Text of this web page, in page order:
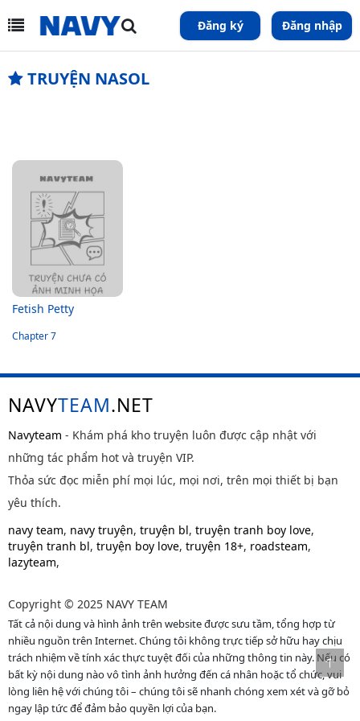
Đăng ký Đăng nhập
TRUYỆN NASOL
Fetish Petty
Chapter 7
NAVYTEAM.NET
Navyteam - Khám phá kho truyện luôn được cập nhật với
những tác phẩm hot và truyện VIP.
Thỏa sức đọc miễn phí mọi lúc, mọi nơi, trên mọi thiết bị bạn
yêu thích.
navy team, navy truyện, truyện bl, truyện tranh boy love,
truyện tranh bl, truyện boy love, truyện 18+, roadsteam,
lazyteam,
Copyright © 2025 NAVY TEAM
Tất cả nội dung và hình ảnh trên website được sưu tầm, tổng hợp từ
nhiều nguồn trên Internet. Chúng tôi không trực tiếp sở hữu hay chịu
trách nhiệm về tính xác thực tuyệt đối của những thông tin này. Nếu có
bất kỳ nội dung nào vô tình ảnh hưởng đến cá nhân hoặc tổ chức, vui
lòng liên hệ với chúng tôi – chúng tôi sẽ nhanh chóng xem xét và gỡ bỏ
ngay lập tức để đảm bảo quyền lợi của bạn.